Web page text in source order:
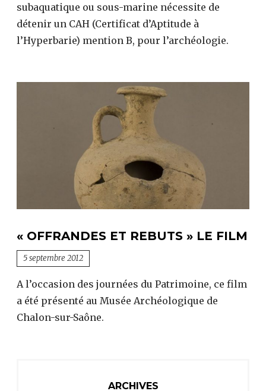
subaquatique ou sous-marine nécessite de
détenir un CAH (Certificat d’Aptitude à
l’Hyperbarie) mention B, pour l’archéologie.
« OFFRANDES ET REBUTS » LE FILM
5 septembre 2012
A l’occasion des journées du Patrimoine, ce film
a été présenté au Musée Archéologique de
Chalon-sur-Saône.
ARCHIVES